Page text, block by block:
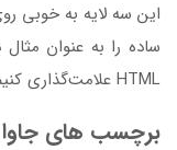
این سه لایه به خوبی
ساده را به عنوان مثال
HTML علامت‌گذاری کنیم تا ساختار و هدفی به آن بدهیم:
برچسب های